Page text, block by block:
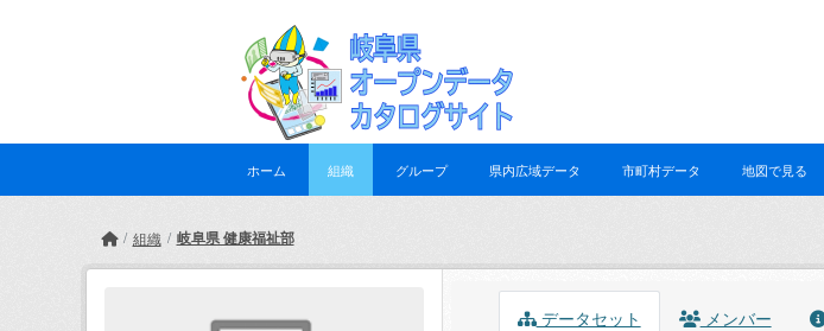
ホーム 組織 グループ 県内広域データ 市町村データ 地図で見る
組織 岐阜県 健康福祉部
データセット メンバー